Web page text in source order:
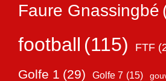
Faure Gnassingbé
football (115) FTF
Golfe 1 (29) Golfe 7 (15)